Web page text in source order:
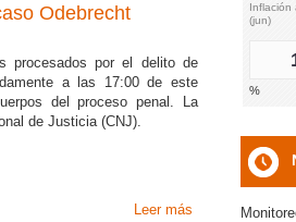
Odebrecht
procesados por el delito de
a las 17:00 de este
del proceso penal. La
de Justicia (CNJ).
Leer más sobre Fue
icon
Inflación mensual
(jun)
0.79
%
icon
107.29
icon